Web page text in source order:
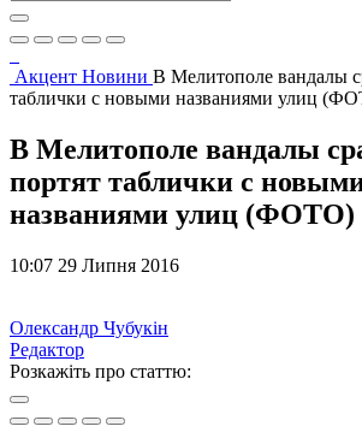
Акцент Новини В Мелитополе вандалы
таблички с новыми названиями улиц
В Мелитополе вандалы
портят таблички с
названиями улиц (ФОТО)
10:07 29 Липня 2016
Олександр Чубукін
Редактор
Розкажіть про статтю: